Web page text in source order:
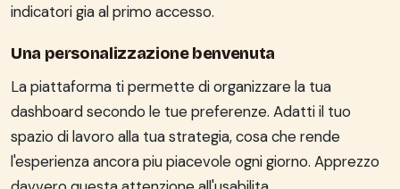
indicatori gia al primo accesso.
Una personalizzazione benvenuta
La piattaforma ti permette di organizzare la tua
dashboard secondo le tue preferenze. Adatti il tuo
spazio di lavoro alla tua strategia, cosa che rende
l'esperienza ancora piu piacevole ogni giorno. Apprezzo